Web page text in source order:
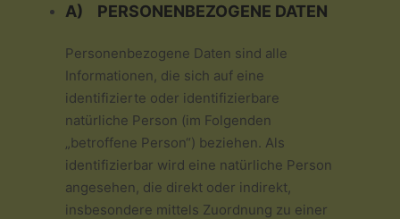
A) PERSONENBEZOGENE DATEN
Personenbezogene Daten sind alle
Informationen, die sich auf eine
identifizierte oder identifizierbare
natürliche Person (im Folgenden
„betroffene Person“) beziehen. Als
identifizierbar wird eine natürliche Person
angesehen, die direkt oder indirekt,
insbesondere mittels Zuordnung zu einer